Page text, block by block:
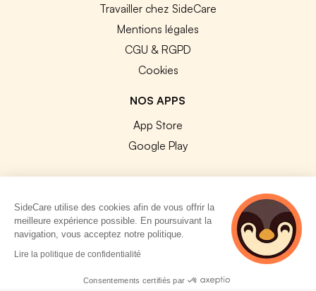
Travailler chez SideCare
Mentions légales
CGU & RGPD
Cookies
NOS APPS
App Store
Google Play
© 2026 SideCare. Tous droits réservés.
SideCare utilise des cookies afin de vous offrir la
meilleure expérience possible. En poursuivant la
navigation, vous acceptez notre politique.
Lire la politique de confidentialité
Consentements certifiés par
5 personnes
consultent
actuellement cette